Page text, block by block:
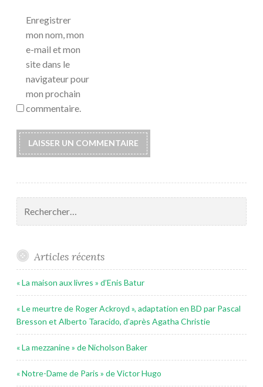
Enregistrer
mon nom, mon
e-mail et mon
site dans le
navigateur pour
mon prochain
commentaire.
Articles récents
« La maison aux livres » d’Enis Batur
« Le meurtre de Roger Ackroyd », adaptation en BD par Pascal
Bresson et Alberto Taracido, d’après Agatha Christie
« La mezzanine » de Nicholson Baker
« Notre-Dame de Paris » de Victor Hugo